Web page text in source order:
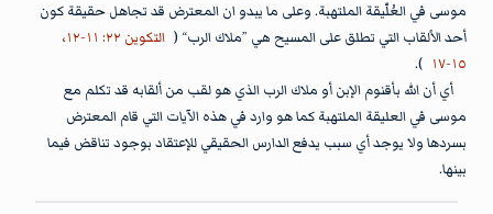
موسى في العُلّيقة الملتهبة. وعلى ما يبدو ان المعترض قد تجاهل حقيقة كون
أحد الألقاب التي تطلق على المسيح هي ”ملاك الرب“ (
التكوين ٢٢: ١١-١٢،
١٥-١٧
).
أي أن الله بأقنوم الإبن أو ملاك الرب الذي هو لقب من ألقابه قد تكلم مع
موسى في العليقة الملتهبة كما هو وارد في هذه الآيات التي قام المعترض
بسردها ولا يوجد أي سبب يدفع الدارس الحقيقي للإعتقاد بوجود تناقض فيما
بينها.